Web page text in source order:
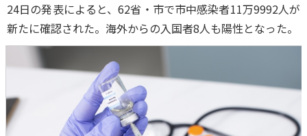
24日の発表によると、62省・市で市中感染者11万9992人が
新たに確認された。海外からの入国者8人も陽性となった。